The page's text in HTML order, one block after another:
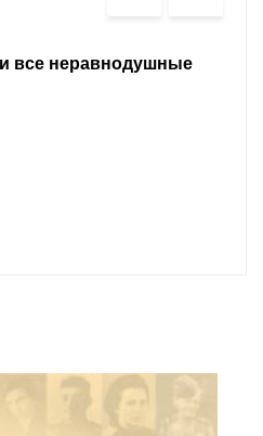
все неравнодушные